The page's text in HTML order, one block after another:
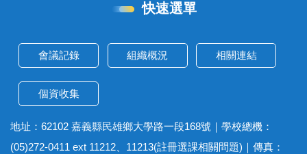
快速選單
會議記錄 組織概況 相關連結
個資收集
地址：62102 嘉義縣民雄鄉大學路一段168號｜學校總機：
(05)272-0411 ext 11212、11213(註冊選課相關問題)｜傳真：